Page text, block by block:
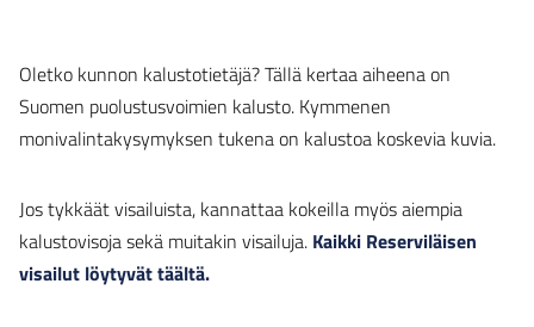
Oletko kunnon kalustotietäjä? Tällä kertaa aiheena on
Suomen puolustusvoimien kalusto. Kymmenen
monivalintakysymyksen tukena on kalustoa koskevia kuvia.
Jos tykkäät visailuista, kannattaa kokeilla myös aiempia
kalustovisoja sekä muitakin visailuja. Kaikki Reserviläisen
visailut löytyvät täältä.